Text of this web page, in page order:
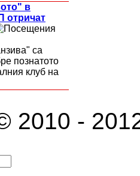
в
отричат
са
познатото
клуб на
2010 -